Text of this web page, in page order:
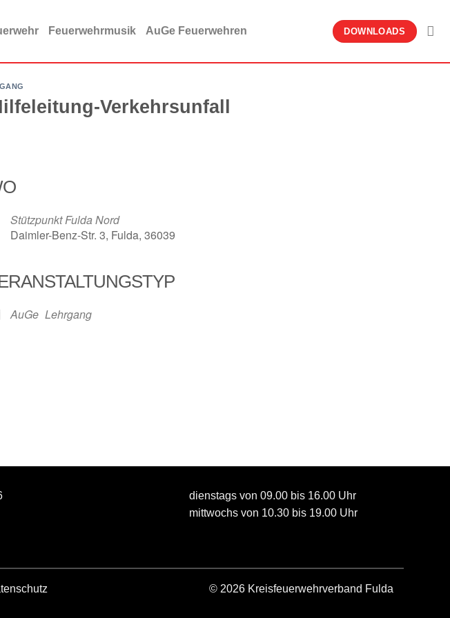
Feuerwehrmusik AuGe Feuerwehren DOWNLOADS
Verkehrsunfall
Stützpunkt Fulda Nord
Daimler-Benz-Str. 3, Fulda, 36039
AuGe Lehrgang
dienstags von 09.00 bis 16.00 Uhr
mittwochs von 10.30 bis 19.00 Uhr
© 2026 Kreisfeuerwehrverband Fulda